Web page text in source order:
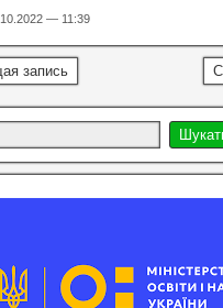
— 11:39
запись